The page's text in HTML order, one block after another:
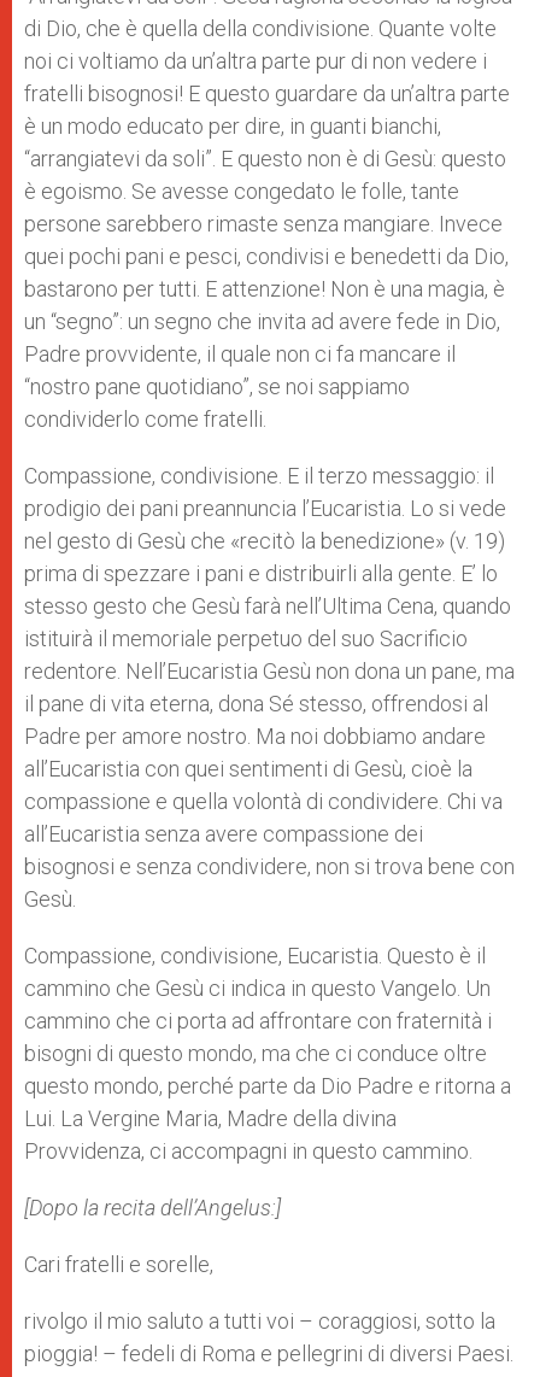
di Dio, che è quella della condivisione. Quante volte
noi ci voltiamo da un’altra parte pur di non vedere i
fratelli bisognosi! E questo guardare da un’altra parte
è un modo educato per dire, in guanti bianchi,
“arrangiatevi da soli”. E questo non è di Gesù: questo
è egoismo. Se avesse congedato le folle, tante
persone sarebbero rimaste senza mangiare. Invece
quei pochi pani e pesci, condivisi e benedetti da Dio,
bastarono per tutti. E attenzione! Non è una magia, è
un “segno”: un segno che invita ad avere fede in Dio,
Padre provvidente, il quale non ci fa mancare il
“nostro pane quotidiano”, se noi sappiamo
condividerlo come fratelli.
Compassione, condivisione. E il terzo messaggio: il
prodigio dei pani preannuncia l’Eucaristia. Lo si vede
nel gesto di Gesù che «recitò la benedizione» (v. 19)
prima di spezzare i pani e distribuirli alla gente. E’ lo
stesso gesto che Gesù farà nell’Ultima Cena, quando
istituirà il memoriale perpetuo del suo Sacrificio
redentore. Nell’Eucaristia Gesù non dona un pane, ma
il pane di vita eterna, dona Sé stesso, offrendosi al
Padre per amore nostro. Ma noi dobbiamo andare
all’Eucaristia con quei sentimenti di Gesù, cioè la
compassione e quella volontà di condividere. Chi va
all’Eucaristia senza avere compassione dei
bisognosi e senza condividere, non si trova bene con
Gesù.
Compassione, condivisione, Eucaristia. Questo è il
cammino che Gesù ci indica in questo Vangelo. Un
cammino che ci porta ad affrontare con fraternità i
bisogni di questo mondo, ma che ci conduce oltre
questo mondo, perché parte da Dio Padre e ritorna a
Lui. La Vergine Maria, Madre della divina
Provvidenza, ci accompagni in questo cammino.
[Dopo la recita dell’Angelus:]
Cari fratelli e sorelle,
rivolgo il mio saluto a tutti voi – coraggiosi, sotto la
pioggia! – fedeli di Roma e pellegrini di diversi Paesi.